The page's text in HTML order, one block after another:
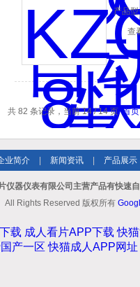
产品型
查
共 82 条记录，当前 14 / 14 页 首页
业简介 新闻资讯 产品展示
仪器仪表有限公司主营产品有快速
All Rights Reserved 版权所有
载 成人看片APP下载 快
产一区 快猫成人APP网址